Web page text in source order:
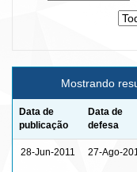
Mostrando
Data de
publicação
Data de
defesa
28-Jun-2011 27-Ago-